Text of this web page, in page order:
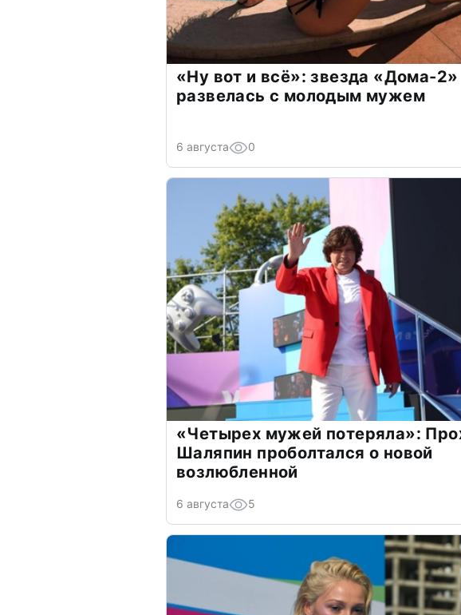
«Ну вот и всё»: звезда «Дома-2»
развелась с молодым мужем
6 августа 0
«Четырех мужей потеряла»:
Шаляпин проболтался о новой
возлюбленной
6 августа 5